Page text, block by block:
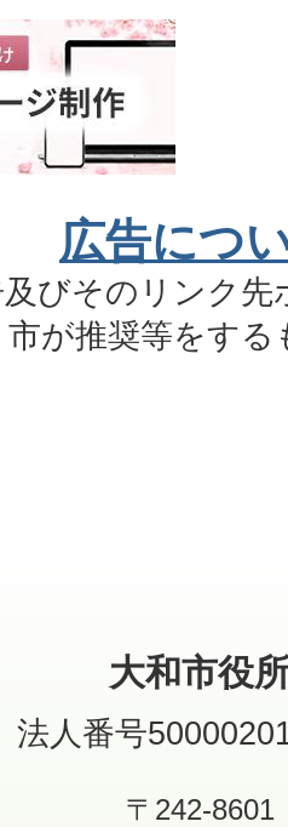
広告につ
びそのリンク先
が推奨等をす
大和市役
法人番号
〒242-8601